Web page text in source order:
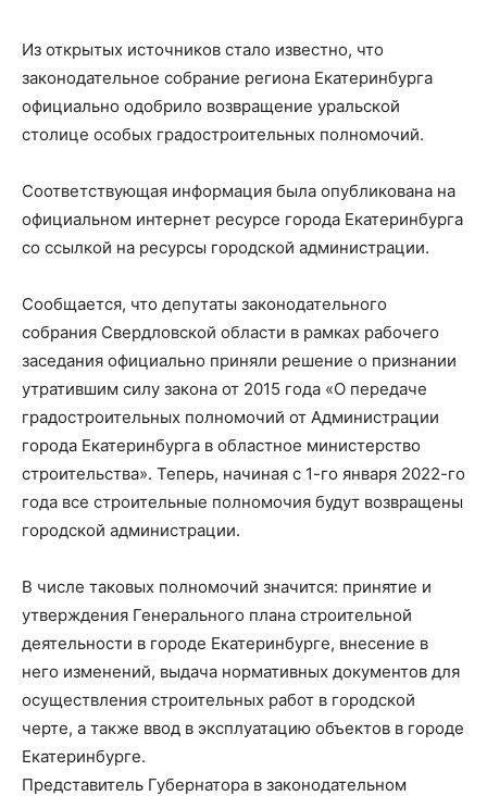
Из открытых источников стало известно, что
законодательное собрание региона Екатеринбурга
официально одобрило возвращение уральской
столице особых градостроительных полномочий.
Соответствующая информация была опубликована на
официальном интернет ресурсе города Екатеринбурга
со ссылкой на ресурсы городской администрации.
Сообщается, что депутаты законодательного
собрания Свердловской области в рамках рабочего
заседания официально приняли решение о признании
утратившим силу закона от 2015 года «О передаче
градостроительных полномочий от Администрации
города Екатеринбурга в областное министерство
строительства». Теперь, начиная с 1-го января 2022-го
года все строительные полномочия будут возвращены
городской администрации.
В числе таковых полномочий значится: принятие и
утверждения Генерального плана строительной
деятельности в городе Екатеринбурге, внесение в
него изменений, выдача нормативных документов для
осуществления строительных работ в городской
черте, а также ввод в эксплуатацию объектов в городе
Екатеринбурге.
Представитель Губернатора в законодательном